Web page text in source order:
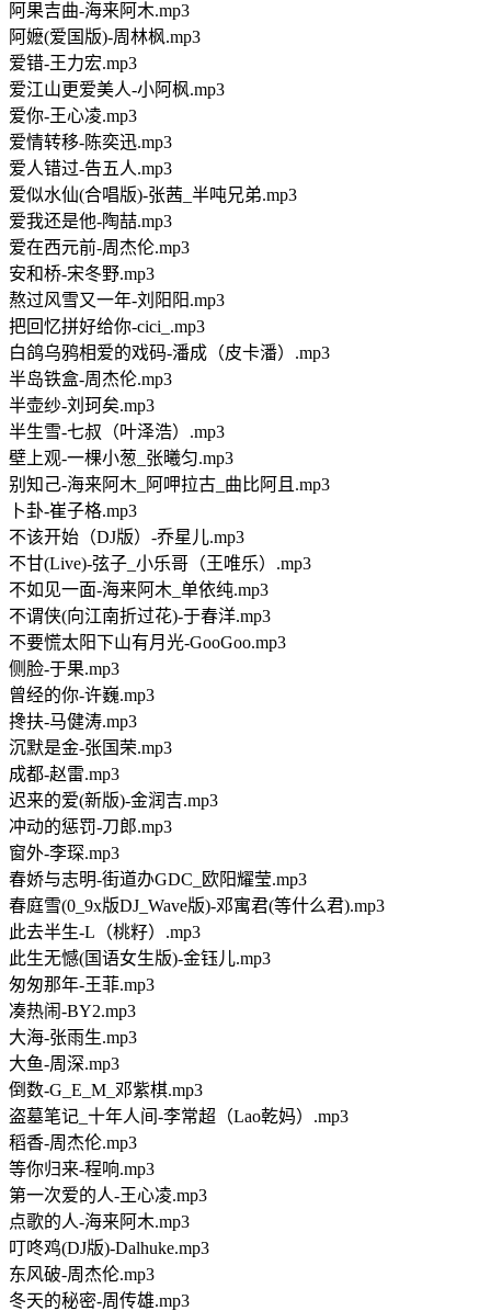
阿果吉曲-海来阿木.mp3
阿嬷(爱国版)-周林枫.mp3
爱错-王力宏.mp3
爱江山更爱美人-小阿枫.mp3
爱你-王心凌.mp3
爱情转移-陈奕迅.mp3
爱人错过-告五人.mp3
爱似水仙(合唱版)-张茜_半吨兄弟.mp3
爱我还是他-陶喆.mp3
爱在西元前-周杰伦.mp3
安和桥-宋冬野.mp3
熬过风雪又一年-刘阳阳.mp3
把回忆拼好给你-cici_.mp3
白鸽乌鸦相爱的戏码-潘成（皮卡潘）.mp3
半岛铁盒-周杰伦.mp3
半壶纱-刘珂矣.mp3
半生雪-七叔（叶泽浩）.mp3
壁上观-一棵小葱_张曦匀.mp3
别知己-海来阿木_阿呷拉古_曲比阿且.mp3
卜卦-崔子格.mp3
不该开始（DJ版）-乔星儿.mp3
不甘(Live)-弦子_小乐哥（王唯乐）.mp3
不如见一面-海来阿木_单依纯.mp3
不谓侠(向江南折过花)-于春洋.mp3
不要慌太阳下山有月光-GooGoo.mp3
侧脸-于果.mp3
曾经的你-许巍.mp3
搀扶-马健涛.mp3
沉默是金-张国荣.mp3
成都-赵雷.mp3
迟来的爱(新版)-金润吉.mp3
冲动的惩罚-刀郎.mp3
窗外-李琛.mp3
春娇与志明-街道办GDC_欧阳耀莹.mp3
春庭雪(0_9x版DJ_Wave版)-邓寓君(等什么君).mp3
此去半生-L（桃籽）.mp3
此生无憾(国语女生版)-金钰儿.mp3
匆匆那年-王菲.mp3
凑热闹-BY2.mp3
大海-张雨生.mp3
大鱼-周深.mp3
倒数-G_E_M_邓紫棋.mp3
盗墓笔记_十年人间-李常超（Lao乾妈）.mp3
稻香-周杰伦.mp3
等你归来-程响.mp3
第一次爱的人-王心凌.mp3
点歌的人-海来阿木.mp3
叮咚鸡(DJ版)-Dalhuke.mp3
东风破-周杰伦.mp3
冬天的秘密-周传雄.mp3